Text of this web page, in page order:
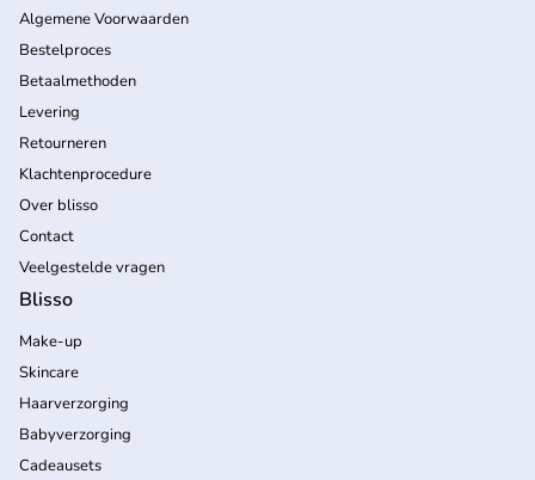
Algemene Voorwaarden
Bestelproces
Betaalmethoden
Levering
Retourneren
Klachtenprocedure
Over blisso
Contact
Veelgestelde vragen
Blisso
Make-up
Skincare
Haarverzorging
Babyverzorging
Cadeausets